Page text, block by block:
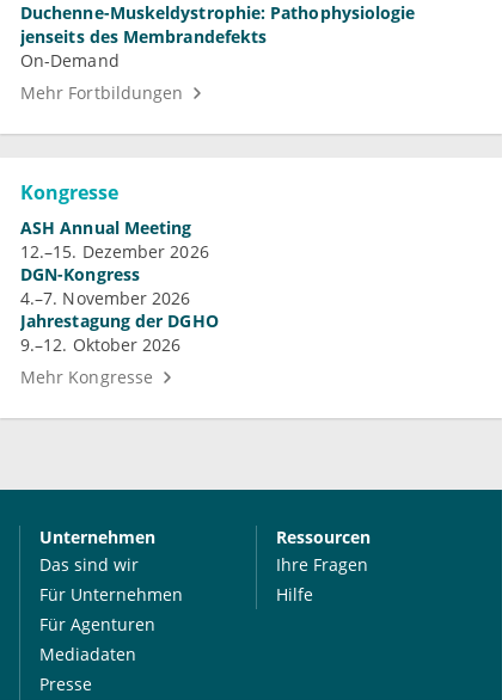
Duchenne-Muskeldystrophie: Pathophysiologie
jenseits des Membrandefekts
On-Demand
Mehr Fortbildungen
Kongresse
ASH Annual Meeting
12.–15. Dezember 2026
DGN-Kongress
4.–7. November 2026
Jahrestagung der DGHO
9.–12. Oktober 2026
Mehr Kongresse
Unternehmen
Das sind wir
Für Unternehmen
Für Agenturen
Mediadaten
Presse
Ressourcen
Ihre Fragen
Hilfe